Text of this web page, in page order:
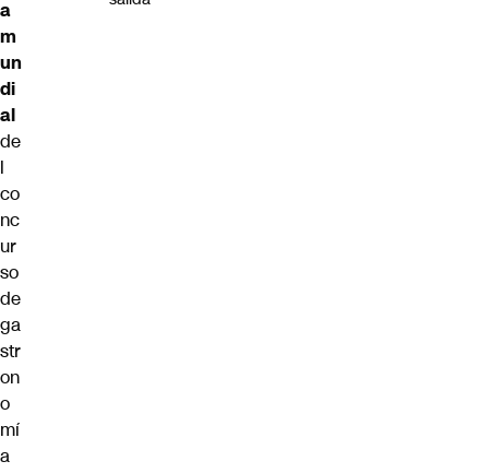
a
m
un
di
al
de
l
co
nc
ur
so
de
ga
str
on
o
mí
a